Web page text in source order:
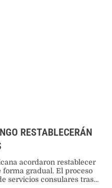
RESTABLECERÁN
acordaron restablecer
gradual. El proceso
servicios consulares tras